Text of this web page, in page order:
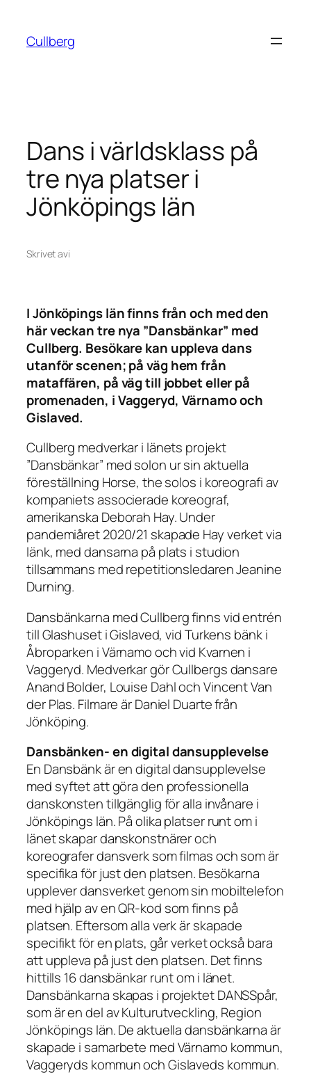
innehåll
Cullberg
Dans i världsklass på
tre nya platser i
Jönköpings län
Skrivet avi
I Jönköpings län finns från och med den
här veckan tre nya ”Dansbänkar” med
Cullberg. Besökare kan uppleva dans
utanför scenen; på väg hem från
mataffären, på väg till jobbet eller på
promenaden, i Vaggeryd, Värnamo och
Gislaved.
Cullberg medverkar i länets projekt
”Dansbänkar” med solon ur sin aktuella
föreställning Horse, the solos i koreografi av
kompaniets associerade koreograf,
amerikanska Deborah Hay. Under
pandemiåret 2020/21 skapade Hay verket via
länk, med dansarna på plats i studion
tillsammans med repetitionsledaren Jeanine
Durning.
Dansbänkarna med Cullberg finns vid entrén
till Glashuset i Gislaved, vid Turkens bänk i
Åbroparken i Värnamo och vid Kvarnen i
Vaggeryd. Medverkar gör Cullbergs dansare
Anand Bolder, Louise Dahl och Vincent Van
der Plas. Filmare är Daniel Duarte från
Jönköping.
Dansbänken- en digital dansupplevelse
En Dansbänk är en digital dansupplevelse
med syftet att göra den professionella
danskonsten tillgänglig för alla invånare i
Jönköpings län. På olika platser runt om i
länet skapar danskonstnärer och
koreografer dansverk som filmas och som är
specifika för just den platsen. Besökarna
upplever dansverket genom sin mobiltelefon
med hjälp av en QR-kod som finns på
platsen. Eftersom alla verk är skapade
specifikt för en plats, går verket också bara
att uppleva på just den platsen. Det finns
hittills 16 dansbänkar runt om i länet.
Dansbänkarna skapas i projektet DANSSpår,
som är en del av Kulturutveckling, Region
Jönköpings län. De aktuella dansbänkarna är
skapade i samarbete med Värnamo kommun,
Vaggeryds kommun och Gislaveds kommun.